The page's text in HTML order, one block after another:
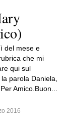
del mese e
che mi
qui sul
parola Daniela,
Amico.Buon...
2016